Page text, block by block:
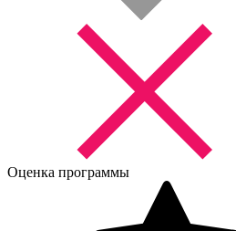
Оценка программы